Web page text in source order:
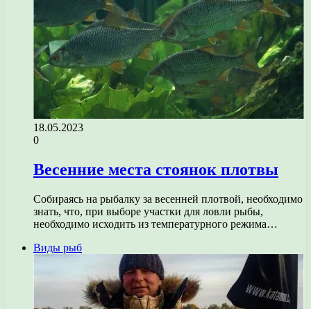
18.05.2023
0
Весенние места стоянок плотвы
Собираясь на рыбалку за весенней плотвой, необходимо
знать, что, при выборе участки для ловли рыбы,
необходимо исходить из температурного режима…
Виды рыб